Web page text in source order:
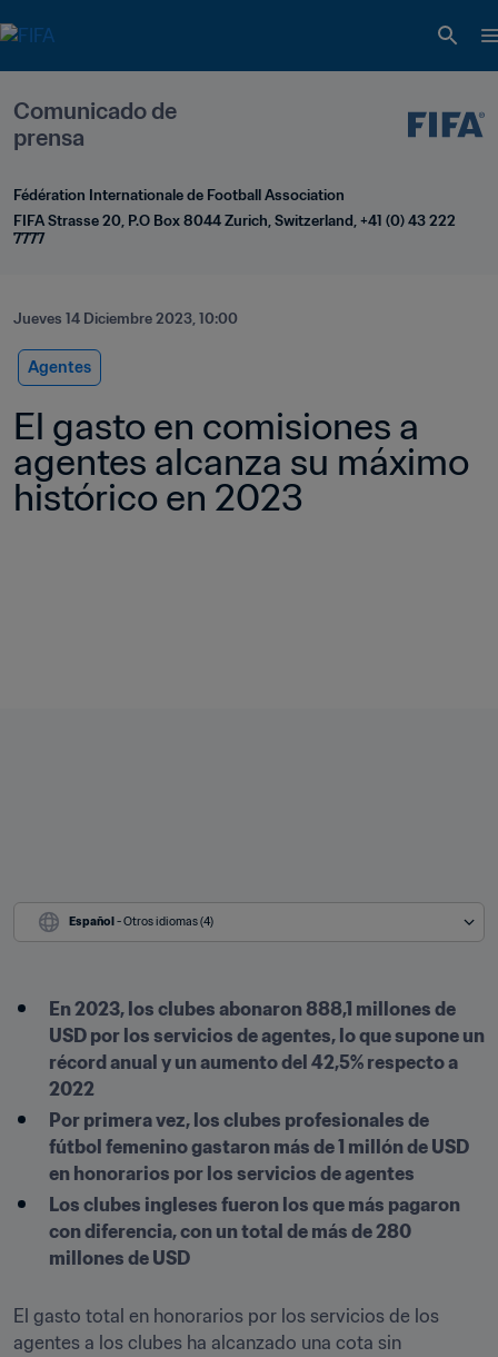
Comunicado de
prensa
Fédération Internationale de Football Association
FIFA Strasse 20, P.O Box 8044 Zurich, Switzerland, +41 (0) 43 222
7777
Jueves 14 Diciembre 2023, 10:00
Agentes
El gasto en comisiones a
agentes alcanza su máximo
histórico en 2023
Español - Otros idiomas (4)
En 2023, los clubes abonaron 888,1 millones de
USD por los servicios de agentes, lo que supone un
récord anual y un aumento del 42,5% respecto a
2022
Por primera vez, los clubes profesionales de
fútbol femenino gastaron más de 1 millón de USD
en honorarios por los servicios de agentes
Los clubes ingleses fueron los que más pagaron
con diferencia, con un total de más de 280
millones de USD
El gasto total en honorarios por los servicios de los
agentes a los clubes ha alcanzado una cota sin